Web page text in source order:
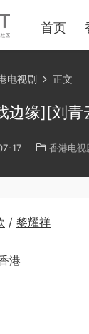
首页
电视剧 正文
边缘][刘青
17 香港电视
/ 黎耀祥
港